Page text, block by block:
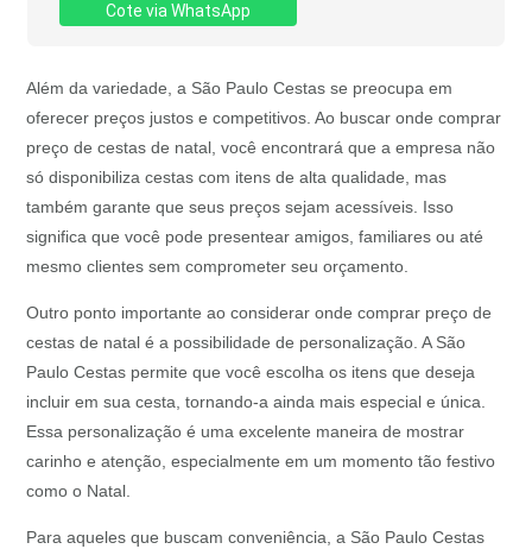
Cote via WhatsApp
Além da variedade, a São Paulo Cestas se preocupa em
oferecer preços justos e competitivos. Ao buscar onde comprar
preço de cestas de natal, você encontrará que a empresa não
só disponibiliza cestas com itens de alta qualidade, mas
também garante que seus preços sejam acessíveis. Isso
significa que você pode presentear amigos, familiares ou até
mesmo clientes sem comprometer seu orçamento.
Outro ponto importante ao considerar onde comprar preço de
cestas de natal é a possibilidade de personalização. A São
Paulo Cestas permite que você escolha os itens que deseja
incluir em sua cesta, tornando-a ainda mais especial e única.
Essa personalização é uma excelente maneira de mostrar
carinho e atenção, especialmente em um momento tão festivo
como o Natal.
Para aqueles que buscam conveniência, a São Paulo Cestas